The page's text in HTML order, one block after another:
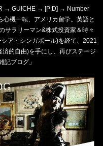
→ GUICHE → [P:D] → Number
心機一転、アメリカ留学。英語と
サラリーマン&株式投資家＆時々
ア・シンガポール)を経て、2021
的自由)を手にし、再びステージ
記ブログ」